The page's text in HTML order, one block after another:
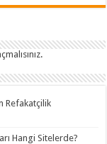
.
Refakatçilik
Hangi Sitelerde?